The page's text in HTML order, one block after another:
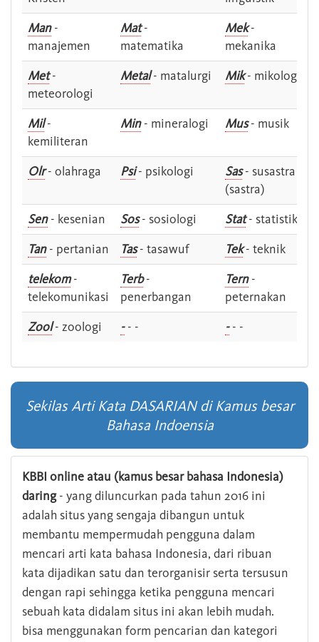
Man-
manajemen
Mat-
matematika
Mek-
mekanika
Met-
meteorologi
Metal- matalurgi Mik- mikologi
Mil-
kemiliteran
Min- mineralogi Mus- musik
Olr- olahraga Psi- psikologi Sas- susastra -
(sastra)
Sen- kesenian Sos- sosiologi Stat- statistik
Tan- pertanian Tas- tasawuf Tek- teknik
telekom-
telekomunikasi
Terb-
penerbangan
Tern-
peternakan
Zool- zoologi -- - -- -
Sekilas Arti Kata DASARIAN di Kamus besar
Bahasa Indoensia
KBBI online atau (kamus besar bahasa Indonesia)
daring- yang diluncurkan pada tahun 2016 ini
adalah situs yang sengaja dibangun untuk
membantu mempermudah pengguna dalam
mencari arti kata bahasa Indonesia, dari ribuan
kata dijadikan satu dan terorganisir serta tersusun
dengan rapi sehingga ketika pengguna mencari
sebuah kata didalam situs ini akan lebih mudah.
bisa menggunakan form pencarian dan kategori